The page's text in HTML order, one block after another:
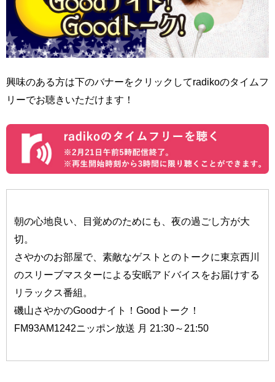
興味のある方は下のバナーをクリックしてradikoのタイムフ
リーでお聴きいただけます！
朝の心地良い、目覚めのためにも、夜の過ごし方が大
切。
さやかのお部屋で、素敵なゲストとのトークに東京西川
のスリーブマスターによる安眠アドバイスをお届けする
リラックス番組。
磯山さやかのGoodナイト！Goodトーク！
FM93AM1242ニッポン放送 月 21:30～21:50